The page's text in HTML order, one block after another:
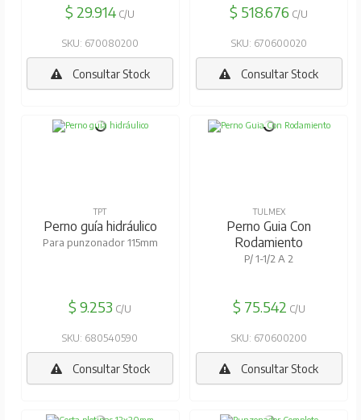
$ 29.914 C/U
SKU: 670080200
Consultar Stock
$ 518.676 C/U
SKU: 670600020
Consultar Stock
TPT
Perno guía hidráulico
Para punzonador 115mm
$ 9.253 C/U
SKU: 680540590
Consultar Stock
TULMEX
Perno Guia Con
Rodamiento
P/ 1-1/2 A 2
$ 75.542 C/U
SKU: 670600200
Consultar Stock